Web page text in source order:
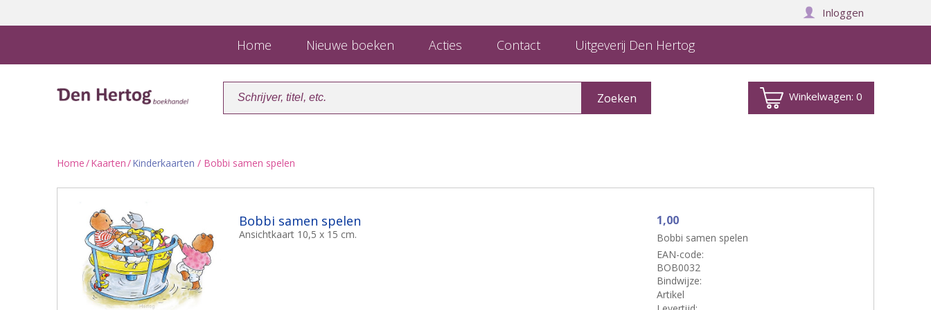
Inloggen
Home Nieuwe boeken Acties Contact Uitgeverij Den Hertog
Winkelwagen:0
Home/Kaarten/Kinderkaarten / Bobbi samen spelen
Bobbi samen spelen
Ansichtkaart 10,5 x 15 cm.
1,00
Bobbi samen spelen
EAN-code:
BOB0032
Bindwijze:
Artikel